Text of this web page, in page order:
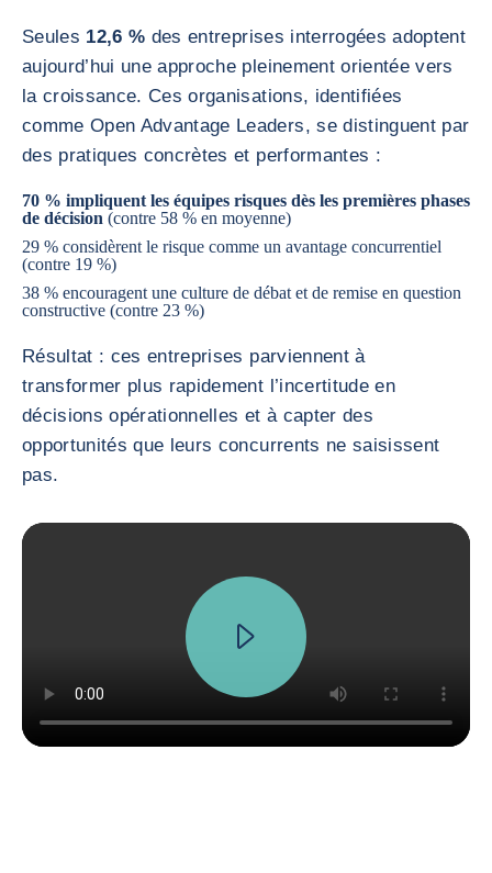
Seules 12,6 % des entreprises interrogées adoptent
aujourd’hui une approche pleinement orientée vers
la croissance. Ces organisations, identifiées
comme Open Advantage Leaders, se distinguent par
des pratiques concrètes et performantes :
70 % impliquent les équipes risques dès les premières phases
de décision (contre 58 % en moyenne)
29 % considèrent le risque comme un avantage concurrentiel
(contre 19 %)
38 % encouragent une culture de débat et de remise en question
constructive (contre 23 %)
Résultat : ces entreprises parviennent à
transformer plus rapidement l’incertitude en
décisions opérationnelles et à capter des
opportunités que leurs concurrents ne saisissent
pas.